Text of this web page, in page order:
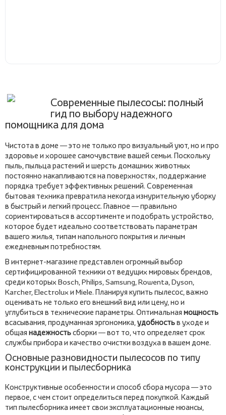
Современные пылесосы: полный
гид по выбору надежного
помощника для дома
Чистота в доме — это не только про визуальный уют, но и про
здоровье и хорошее самочувствие вашей семьи. Поскольку
пыль, пыльца растений и шерсть домашних животных
постоянно накапливаются на поверхностях, поддержание
порядка требует эффективных решений. Современная
бытовая техника превратила некогда изнурительную уборку
в быстрый и легкий процесс. Главное — правильно
сориентироваться в ассортименте и подобрать устройство,
которое будет идеально соответствовать параметрам
вашего жилья, типам напольного покрытия и личным
ежедневным потребностям.
В интернет-магазине представлен огромный выбор
сертифицированной техники от ведущих мировых брендов,
среди которых Bosch, Philips, Samsung, Rowenta, Dyson,
Karcher, Electrolux и Miele. Планируя купить пылесос, важно
оценивать не только его внешний вид или цену, но и
углубиться в технические параметры. Оптимальная мощность
всасывания, продуманная эргономика,удобностьв уходе и
общая надежностьсборки — вот то, что определяет срок
службы прибора и качество очистки воздуха в вашем доме.
Основные разновидности пылесосов по типу
конструкции и пылесборника
Конструктивные особенности и способ сбора мусора — это
первое, с чем стоит определиться перед покупкой. Каждый
тип пылесборника имеет свои эксплуатационные нюансы,